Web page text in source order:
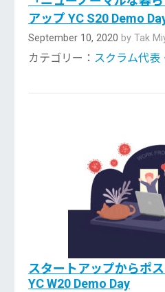
アップ YC S20 Demo
September 10, 2020 by Tak
カテゴリー： スクラム代表
スタートアップからポ
YC W20 Demo Day